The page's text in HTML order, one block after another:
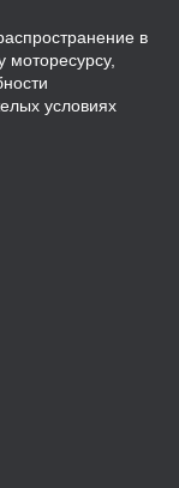
в
моторесурсу,
условиях